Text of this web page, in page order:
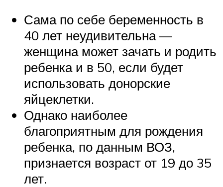
Сама по себе беременность в
40 лет неудивительна —
женщина может зачать и родить
ребенка и в 50, если будет
использовать донорские
яйцеклетки.
Однако наиболее
благоприятным для рождения
ребенка, по данным ВОЗ,
признается возраст от 19 до 35
лет.